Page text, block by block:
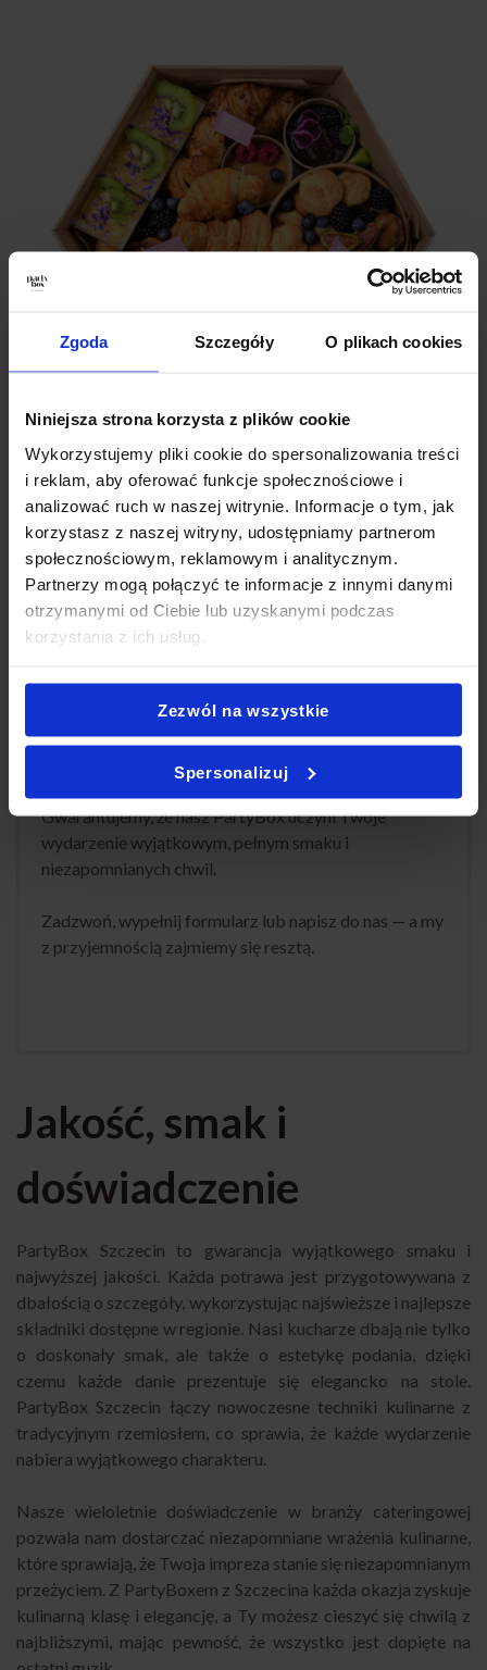
Zgoda Szczegóły O plikach cookies
Niniejsza strona korzysta z plików cookie
Wykorzystujemy pliki cookie do spersonalizowania treści
i reklam, aby oferować funkcje społecznościowe i
analizować ruch w naszej witrynie. Informacje o tym, jak
korzystasz z naszej witryny, udostępniamy partnerom
społecznościowym, reklamowym i analitycznym.
Partnerzy mogą połączyć te informacje z innymi danymi
otrzymanymi od Ciebie lub uzyskanymi podczas
korzystania z ich usług.
Zezwól na wszystkie
Spersonalizuj
3 PROSTE KROKI
Zamówienie naszego PartyBoxa jest niezwykle
proste!
1. Wystarczy wejść na naszą stronę i wybrać
2. Określić ilość oraz termin dostawy
3. Resztą zajmiemy się my!
Gwarantujemy, że nasz PartyBox uczyni Twoje
wydarzenie wyjątkowym, pełnym smaku i
niezapomnianych chwil.
Zadzwoń, wypełnij formularz lub napisz do nas — a my
z przyjemnością zajmiemy się resztą.
Jakość, smak i
doświadczenie
PartyBox Szczecin to gwarancja wyjątkowego smaku i
najwyższej jakości. Każda potrawa jest przygotowywana z
dbałością o szczegóły, wykorzystując najświeższe i najlepsze
składniki dostępne w regionie. Nasi kucharze dbają nie tylko
o doskonały smak, ale także o estetykę podania, dzięki
czemu każde danie prezentuje się elegancko na stole.
PartyBox Szczecin łączy nowoczesne techniki kulinarne z
tradycyjnym rzemiosłem, co sprawia, że każde wydarzenie
nabiera wyjątkowego charakteru.
Nasze wieloletnie doświadczenie w branży cateringowej
pozwala nam dostarczać niezapomniane wrażenia kulinarne,
które sprawiają, że Twoja impreza stanie się niezapomnianym
przeżyciem. Z PartyBoxem z Szczecina każda okazja zyskuje
kulinarną klasę i elegancję, a Ty możesz cieszyć się chwilą z
najbliższymi, mając pewność, że wszystko jest dopięte na